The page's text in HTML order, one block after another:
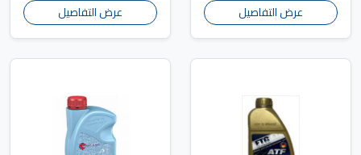
عرض التفاصيل عرض التفاصيل